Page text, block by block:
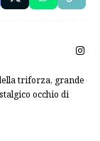
triforza, grande
occhio di